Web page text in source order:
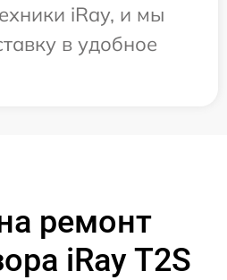
iRay, и мы
в удобное
ремонт
iRay T2S